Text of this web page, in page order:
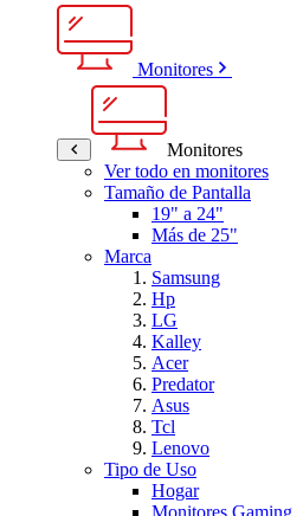
Monitores
Monitores
Ver todo en monitores
Tamaño de Pantalla
19" a 24"
Más de 25"
Marca
Samsung
Hp
LG
Kalley
Acer
Predator
Asus
Tcl
Lenovo
Tipo de Uso
Hogar
Monitores Gaming